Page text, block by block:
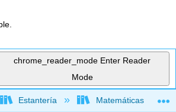
chrome_reader_mode Enter Reader
Mode
jerarquía global
Estantería Matemáticas